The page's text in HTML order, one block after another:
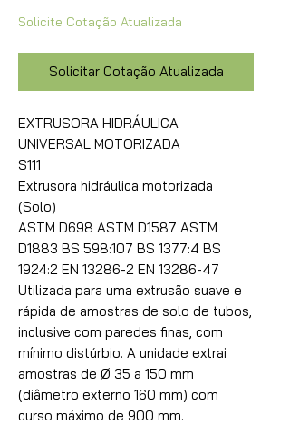
Solicite Cotação Atualizada
Solicitar Cotação Atualizada
EXTRUSORA HIDRÁULICA
UNIVERSAL MOTORIZADA
S111
Extrusora hidráulica motorizada
(Solo)
ASTM D698 ASTM D1587 ASTM
D1883 BS 598:107 BS 1377:4 BS
1924:2 EN 13286-2 EN 13286-47
Utilizada para uma extrusão suave e
rápida de amostras de solo de tubos,
inclusive com paredes finas, com
mínimo distúrbio. A unidade extrai
amostras de Ø 35 a 150 mm
(diâmetro externo 160 mm) com
curso máximo de 900 mm.